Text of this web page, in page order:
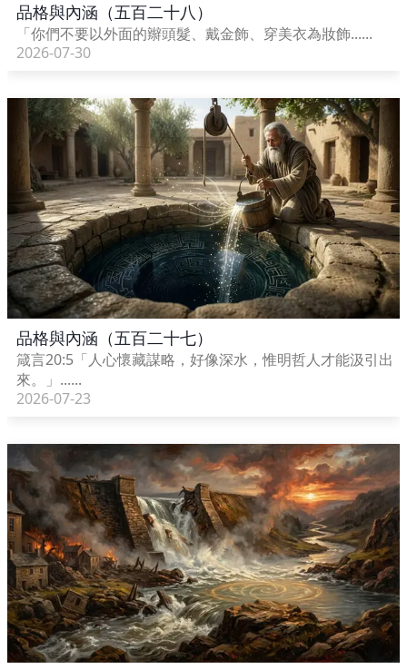
品格與內涵（五百二十八）
「你們不要以外面的辮頭髮、戴金飾、穿美衣為妝飾......
2026-07-30
品格與內涵（五百二十七）
箴言20:5「人心懷藏謀略，好像深水，惟明哲人才能汲引出
來。」......
2026-07-23